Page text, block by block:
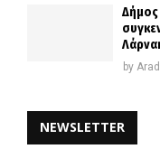
Δήμος
by
NEWSLETTER